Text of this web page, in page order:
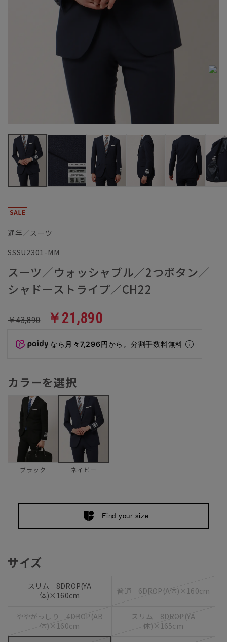
通年／スーツ
SSSU2301-MM
スーツ／ウォッシャブル／2つボタン／
シャドーストライプ／CH22
￥43,890 ￥21,890
なら 月々7,296円から。分割手数料無料
カラーを選択
ブラック ネイビー
Find your size
サイズ
スリム 8DROP(YA
体)×160cm
普通 6DROP(A体)×160cm
ややがっしり 4DROP(AB
体)×160cm
スリム 8DROP(YA
体)×165cm